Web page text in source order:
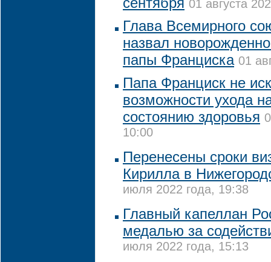
01 августа
Глава Всемирного
назвал
папы Франциска 01
Папа Франциск не
возможности ухода
состоянию здоровья
10:00
Перенесены сроки
Кирилла в
июля 2022 года, 19:38
Главный капеллан
медалью за
июля 2022 года, 15:13